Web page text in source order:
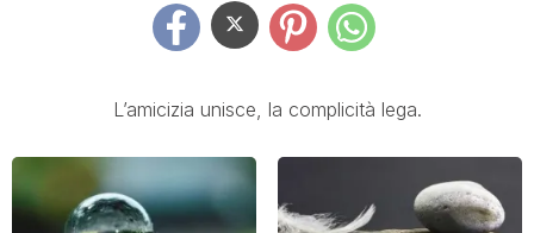
L’amicizia unisce, la complicità lega.